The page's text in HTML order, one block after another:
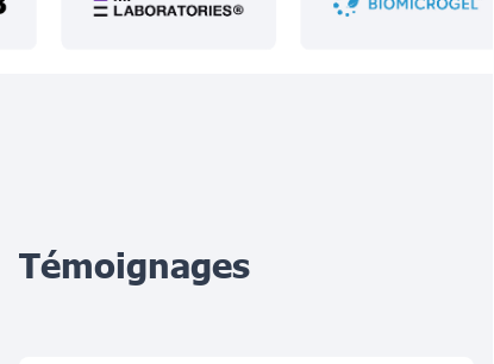
Témoignages